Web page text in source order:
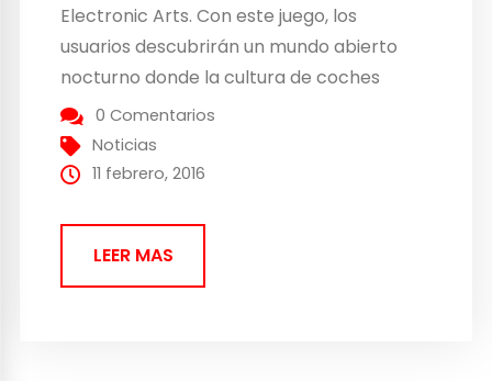
Electronic Arts. Con este juego, los
usuarios descubrirán un mundo abierto
nocturno donde la cultura de coches
urbana con cinco formas de jugar será la
protagonista de es videojuego de la
franquicia. Los jugadores deberán escribir
0 Comentarios
Noticias
11 febrero, 2016
LEER MAS